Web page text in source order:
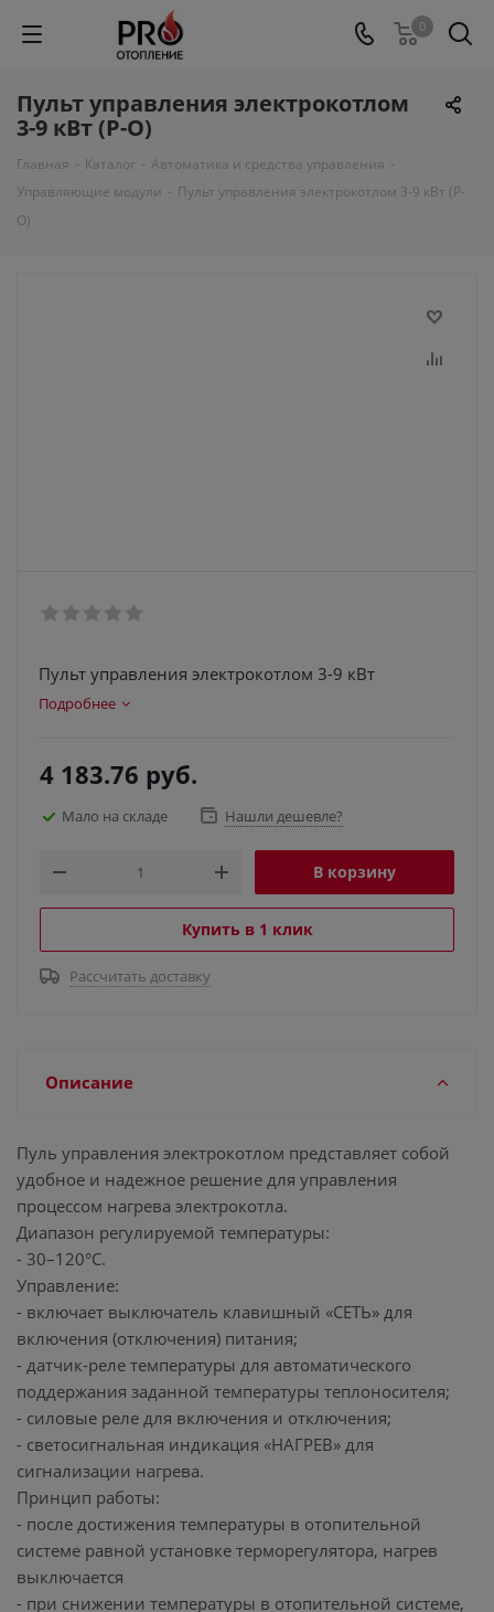
0
Пульт управления электрокотлом
3-9 кВт (Р-О)
Главная - Каталог - Автоматика и средства управления -
Управляющие модули - Пульт управления электрокотлом 3-9 кВт (Р-
О)
Пульт управления электрокотлом 3-9 кВт
Подробнее
4 183.76 руб.
Мало на складе Нашли дешевле?
В корзину
Купить в 1 клик
Рассчитать доставку
Описание
Пуль управления электрокотлом представляет собой
удобное и надежное решение для управления
процессом нагрева электрокотла.
Диапазон регулируемой температуры:
- 30–120°С.
Управление:
- включает выключатель клавишный «СЕТЬ» для
включения (отключения) питания;
- датчик-реле температуры для автоматического
поддержания заданной температуры теплоносителя;
- силовые реле для включения и отключения;
- светосигнальная индикация «НАГРЕВ» для
сигнализации нагрева.
Принцип работы:
- после достижения температуры в отопительной
системе равной установке терморегулятора, нагрев
выключается
- при снижении температуры в отопительной системе,